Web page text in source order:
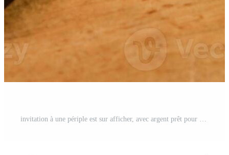
invitation à une périple est sur afficher, avec argent prêt pour dépenses. une stylo est assis à côté de une d'or grossissant verre un haut une en bois surface, avec laisser est Voyage en bonne place imprimé Photo Pro